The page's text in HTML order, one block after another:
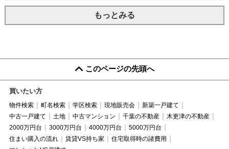
もっとみる
このページの先頭へ
買いたい方
物件検索 町名検索 学区検索 現地販売会
新築一戸建て
中古一戸建て
土地 中古マンション 千葉の不動産
木更津の不動産
2000万円台
3000万円台 4000万円台
5000万円台
住まい購入の流れ
賃貸VS持ち家
住宅取得時の諸費用